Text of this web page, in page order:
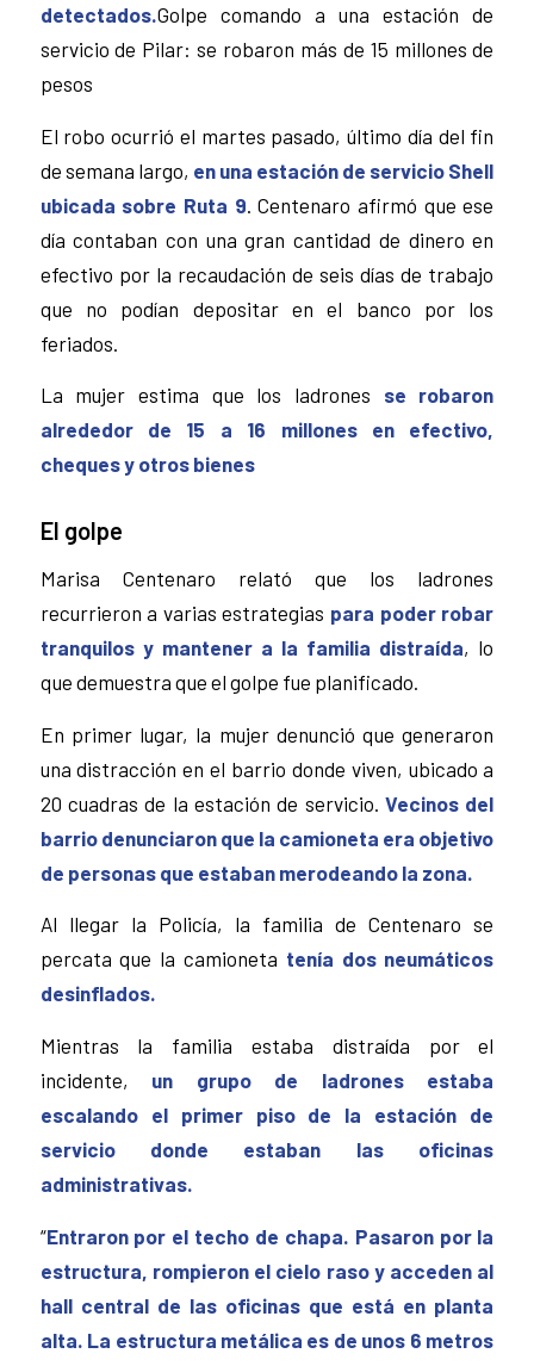
detectados.Golpe comando a una estación de
servicio de Pilar: se robaron más de 15 millones de
pesos
El robo ocurrió el martes pasado, último día del fin
de semana largo, en una estación de servicio Shell
ubicada sobre Ruta 9 . Centenaro afirmó que ese
día contaban con una gran cantidad de dinero en
efectivo por la recaudación de seis días de trabajo
que no podían depositar en el banco por los
feriados.
La mujer estima que los ladrones se robaron
alrededor de 15 a 16 millones en efectivo,
cheques y otros bienes
El golpe
Marisa Centenaro relató que los ladrones
recurrieron a varias estrategias para poder robar
tranquilos y mantener a la familia distraída, lo
que demuestra que el golpe fue planificado.
En primer lugar, la mujer denunció que generaron
una distracción en el barrio donde viven, ubicado a
20 cuadras de la estación de servicio.Vecinos del
barrio denunciaron que la camioneta era objetivo
de personas que estaban merodeando la zona.
Al llegar la Policía, la familia de Centenaro se
percata que la camioneta tenía dos neumáticos
desinflados.
Mientras la familia estaba distraída por el
incidente, un grupo de ladrones estaba
escalando el primer piso de la estación de
servicio donde estaban las oficinas
administrativas.
“Entraron por el techo de chapa. Pasaron por la
estructura, rompieron el cielo raso y acceden al
hall central de las oficinas que está en planta
alta. La estructura metálica es de unos 6 metros